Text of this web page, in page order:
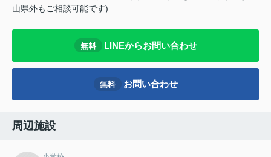
山県外もご相談可能です)
無料 LINEからお問い合わせ
無料 お問い合わせ
周辺施設